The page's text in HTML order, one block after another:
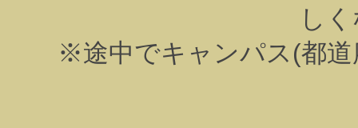
し
※途中でキャンパス(都